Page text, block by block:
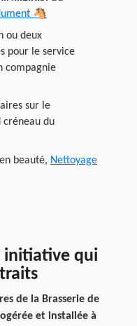
🐴
ou deux
pour le service
compagnie
sur le
du
beauté, Nettoyage
initiative qui
de la Brasserie de
et installée à